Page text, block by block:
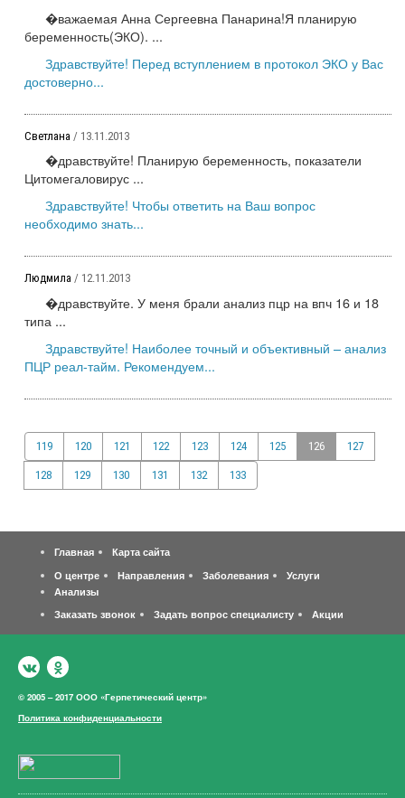
�важаемая Анна Сергеевна Панарина!Я планирую
беременность(ЭКО). ...
Здравствуйте! Перед вступлением в протокол ЭКО у Вас
достоверно...
Светлана / 13.11.2013
�дравствуйте! Планирую беременность, показатели
Цитомегаловирус ...
Здравствуйте! Чтобы ответить на Ваш вопрос
необходимо знать...
Людмила / 12.11.2013
�дравствуйте. У меня брали анализ пцр на впч 16 и 18
типа ...
Здравствуйте! Наиболее точный и объективный – анализ
ПЦР реал-тайм. Рекомендуем...
119 120 121 122 123 124 125 126 127
128 129 130 131 132 133
Главная
Карта сайта
О центре
Направления Заболевания
Услуги
Анализы
Заказать звонок
Задать вопрос специалисту Акции
© 2005 – 2017 ООО «Герпетический центр»
Политика конфиденциальности